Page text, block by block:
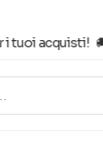
acquisti! 🚚